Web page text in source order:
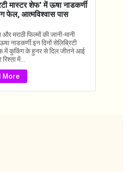
मास्टर शेफ' में ऊषा नाडकर्णी
फेल, आत्मविश्वास पास
मराठी फिल्मों की जानी-मानी
नाडकर्णी इन दिनों सेलिब्रिटी
में कुकिंग के हुनर से दिल जीतने आई
में...
More